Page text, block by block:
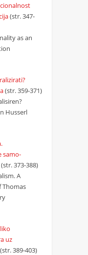
(str. 347-
as an
(str. 359-371)
Husserl
samo-
373-388)
A
Thomas
uz
389-403)